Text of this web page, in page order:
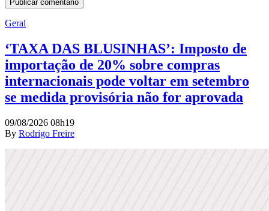
Geral
‘TAXA DAS BLUSINHAS’: Imposto de
importação de 20% sobre compras
internacionais pode voltar em setembro
se medida provisória não for aprovada
09/08/2026 08h19
By Rodrigo Freire